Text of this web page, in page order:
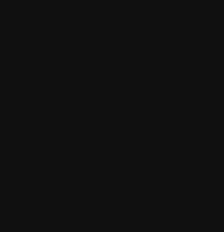
징합니다. 조금만 삐끗하면
증하는 스트레스를 드러내 보
가 걸려 엎어질지도 모릅니다.
잠식하기 시작합니다. 블랙아
엔트로피와 마찬가지로 되돌
건 어쩌면 당연한 건지도 모
수수께끼나 다름없으며, 점
것입니다. 그 벽은 어둠이며
는 법을 아직 잘 모를 정도로
심 찬 최신작이자 어쩌면 대
그랬던가요. 어두워질수록 비